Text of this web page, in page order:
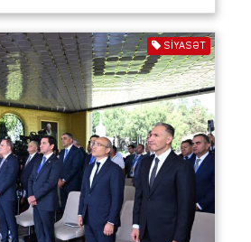
SIYASƏT